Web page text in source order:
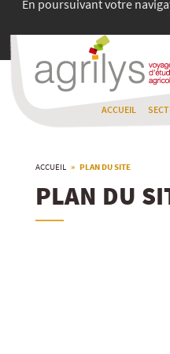
En poursuivant votre
ACCUEIL
ACCUEIL » PLAN DU SITE
PLAN DU